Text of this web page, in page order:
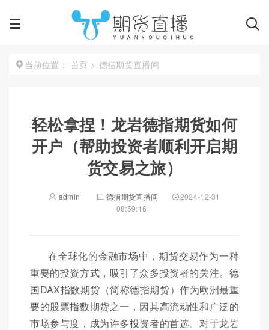
当前位置： 首页 > 德指期货直播间
轻松拿捏！龙岩德指期货如何
开户（帮助投资者顺利开启期
货交易之旅）
admin 德指期货直播间
2024-12-31
08:59:16
在全球化的金融市场中，期货交易作为一种
重要的投资方式，吸引了众多投资者的关注。德
国DAX指数期货（简称德指期货）作为欧洲最重
要的股票指数期货之一，因其高流动性和广泛的
市场参与度，成为许多投资者的首选。对于龙岩